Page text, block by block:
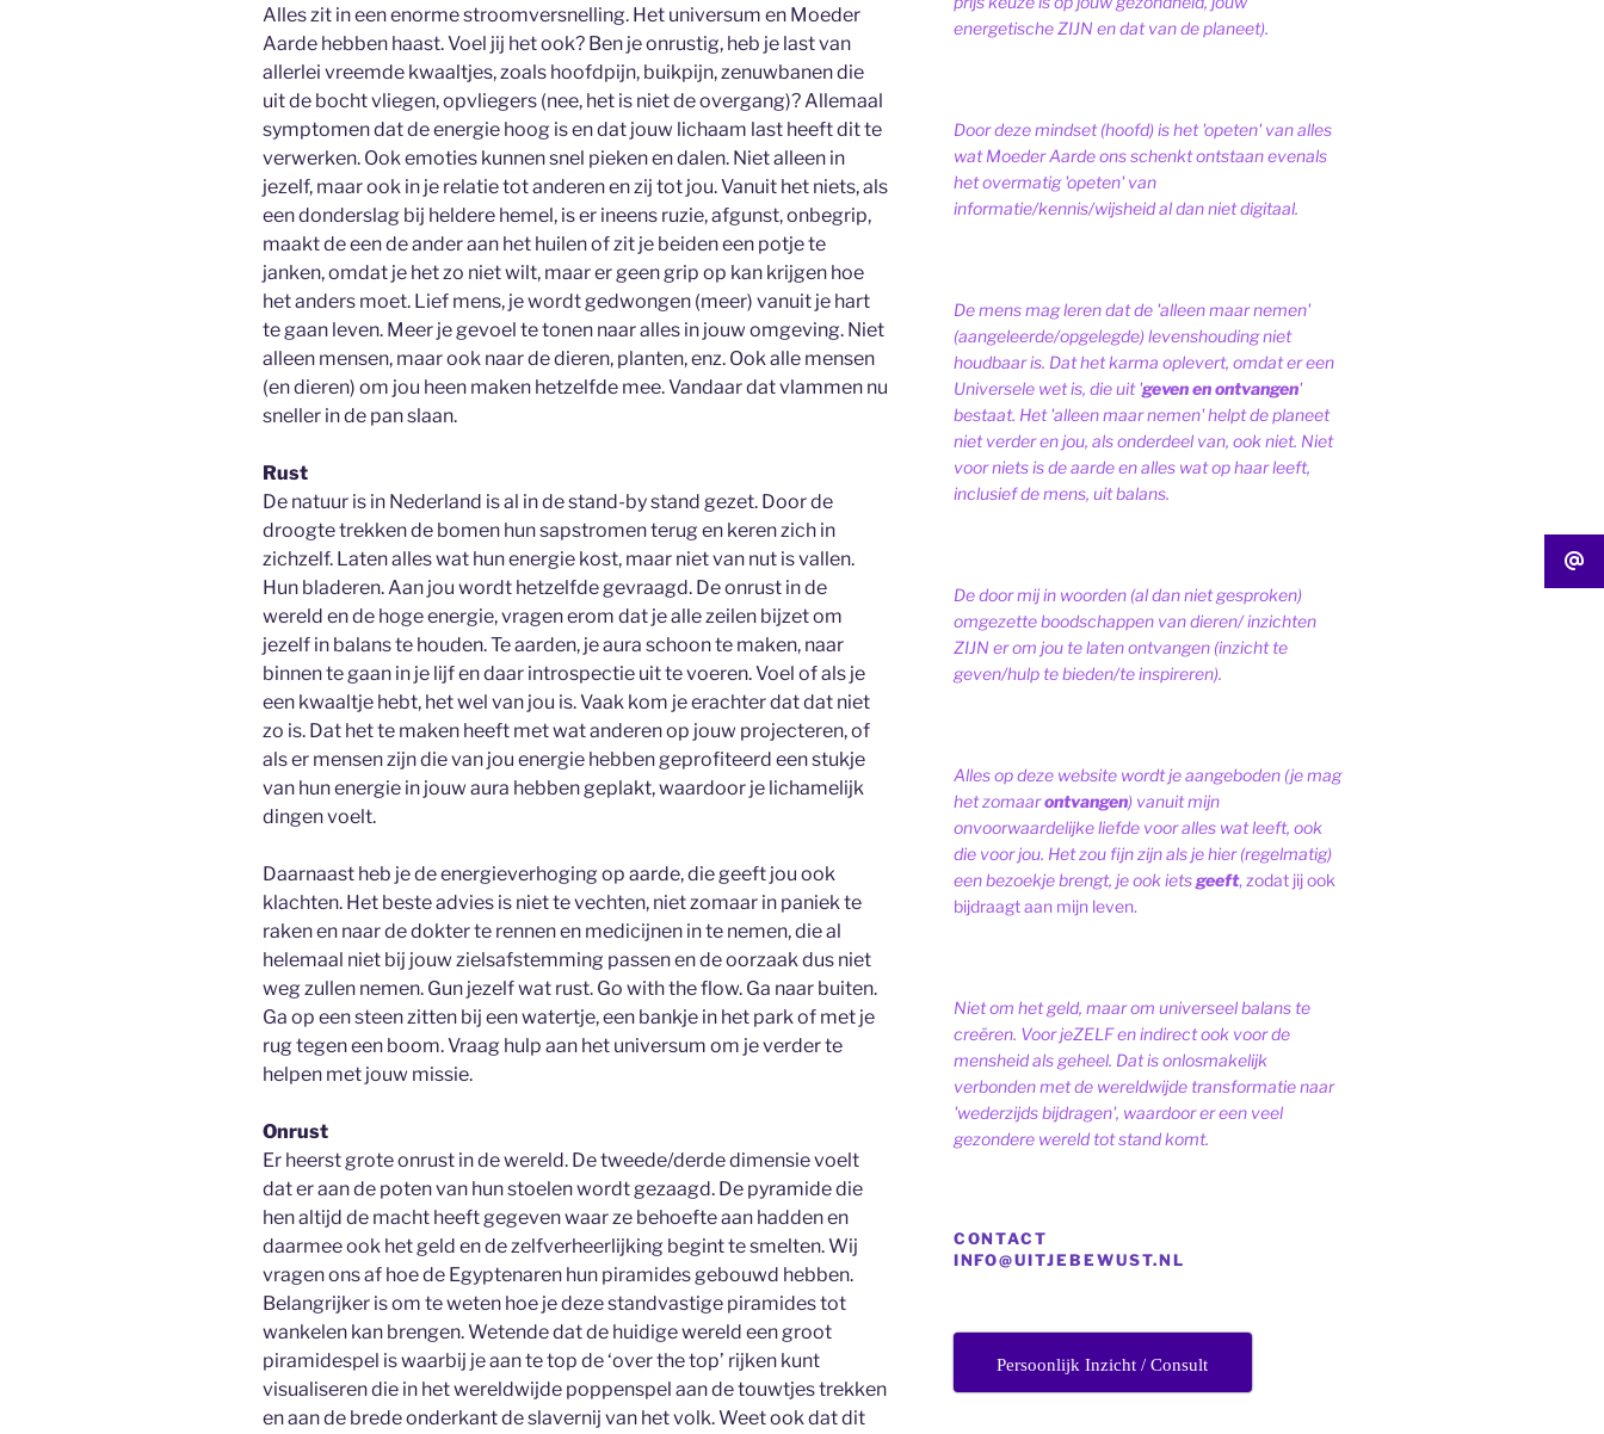
Alles zit in een enorme stroomversnelling. Het universum en Moeder
Aarde hebben haast. Voel jij het ook? Ben je onrustig, heb je last van
allerlei vreemde kwaaltjes, zoals hoofdpijn, buikpijn, zenuwbanen die
uit de bocht vliegen, opvliegers (nee, het is niet de overgang)? Allemaal
symptomen dat de energie hoog is en dat jouw lichaam last heeft dit te
verwerken. Ook emoties kunnen snel pieken en dalen. Niet alleen in
jezelf, maar ook in je relatie tot anderen en zij tot jou. Vanuit het niets, als
een donderslag bij heldere hemel, is er ineens ruzie, afgunst, onbegrip,
maakt de een de ander aan het huilen of zit je beiden een potje te
janken, omdat je het zo niet wilt, maar er geen grip op kan krijgen hoe
het anders moet. Lief mens, je wordt gedwongen (meer) vanuit je hart
te gaan leven. Meer je gevoel te tonen naar alles in jouw omgeving. Niet
alleen mensen, maar ook naar de dieren, planten, enz. Ook alle mensen
(en dieren) om jou heen maken hetzelfde mee. Vandaar dat vlammen nu
sneller in de pan slaan.
Rust
De natuur is in Nederland is al in de stand-by stand gezet. Door de
droogte trekken de bomen hun sapstromen terug en keren zich in
zichzelf. Laten alles wat hun energie kost, maar niet van nut is vallen.
Hun bladeren. Aan jou wordt hetzelfde gevraagd. De onrust in de
wereld en de hoge energie, vragen erom dat je alle zeilen bijzet om
jezelf in balans te houden. Te aarden, je aura schoon te maken, naar
binnen te gaan in je lijf en daar introspectie uit te voeren. Voel of als je
een kwaaltje hebt, het wel van jou is. Vaak kom je erachter dat dat niet
zo is. Dat het te maken heeft met wat anderen op jouw projecteren, of
als er mensen zijn die van jou energie hebben geprofiteerd een stukje
van hun energie in jouw aura hebben geplakt, waardoor je lichamelijk
dingen voelt.
Daarnaast heb je de energieverhoging op aarde, die geeft jou ook
klachten. Het beste advies is niet te vechten, niet zomaar in paniek te
raken en naar de dokter te rennen en medicijnen in te nemen, die al
helemaal niet bij jouw zielsafstemming passen en de oorzaak dus niet
weg zullen nemen. Gun jezelf wat rust. Go with the flow. Ga naar buiten.
Ga op een steen zitten bij een watertje, een bankje in het park of met je
rug tegen een boom. Vraag hulp aan het universum om je verder te
helpen met jouw missie.
Onrust
Er heerst grote onrust in de wereld. De tweede/derde dimensie voelt
dat er aan de poten van hun stoelen wordt gezaagd. De pyramide die
hen altijd de macht heeft gegeven waar ze behoefte aan hadden en
daarmee ook het geld en de zelfverheerlijking begint te smelten. Wij
vragen ons af hoe de Egyptenaren hun piramides gebouwd hebben.
Belangrijker is om te weten hoe je deze standvastige piramides tot
wankelen kan brengen. Wetende dat de huidige wereld een groot
piramidespel is waarbij je aan te top de ‘over the top’ rijken kunt
visualiseren die in het wereldwijde poppenspel aan de touwtjes trekken
en aan de brede onderkant de slavernij van het volk. Weet ook dat dit
energetische ZIJN en dat van de planeet).
Door deze mindset (hoofd) is het 'opeten' van alles
wat Moeder Aarde ons schenkt ontstaan evenals
het overmatig 'opeten' van
informatie/kennis/wijsheid al dan niet digitaal.
De mens mag leren dat de 'alleen maar nemen'
(aangeleerde/opgelegde) levenshouding niet
houdbaar is. Dat het karma oplevert, omdat er een
Universele wet is, die uit 'geven en ontvangen'
bestaat. Het 'alleen maar nemen' helpt de planeet
niet verder en jou, als onderdeel van, ook niet. Niet
voor niets is de aarde en alles wat op haar leeft,
inclusief de mens, uit balans.
De door mij in woorden (al dan niet gesproken)
omgezette boodschappen van dieren/ inzichten
ZIJN er om jou te laten ontvangen (inzicht te
geven/hulp te bieden/te inspireren).
Alles op deze website wordt je aangeboden (je mag
het zomaarontvangen) vanuit mijn
onvoorwaardelijke liefde voor alles wat leeft, ook
die voor jou. Het zou fijn zijn als je hier (regelmatig)
een bezoekje brengt, je ook ietsgeeft, zodat jij ook
bijdraagt aan mijn leven.
Niet om het geld, maar om universeel balans te
creëren. Voor jeZELF en indirect ook voor de
mensheid als geheel. Dat is onlosmakelijk
verbonden met de wereldwijde transformatie naar
'wederzijds bijdragen', waardoor er een veel
gezondere wereld tot stand komt.
CONTACT
INFO@UITJEBEWUST.NL
Persoonlijk Inzicht / Consult